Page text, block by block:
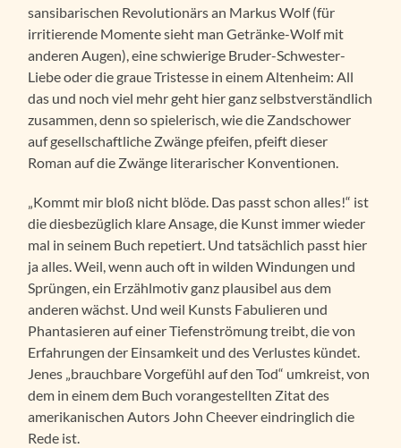
sansibarischen Revolutionärs an Markus Wolf (für
irritierende Momente sieht man Getränke-Wolf mit
anderen Augen), eine schwierige Bruder-Schwester-
Liebe oder die graue Tristesse in einem Altenheim: All
das und noch viel mehr geht hier ganz selbstverständlich
zusammen, denn so spielerisch, wie die Zandschower
auf gesellschaftliche Zwänge pfeifen, pfeift dieser
Roman auf die Zwänge literarischer Konventionen.
„Kommt mir bloß nicht blöde. Das passt schon alles!“ ist
die diesbezüglich klare Ansage, die Kunst immer wieder
mal in seinem Buch repetiert. Und tatsächlich passt hier
ja alles. Weil, wenn auch oft in wilden Windungen und
Sprüngen, ein Erzählmotiv ganz plausibel aus dem
anderen wächst. Und weil Kunsts Fabulieren und
Phantasieren auf einer Tiefenströmung treibt, die von
Erfahrungen der Einsamkeit und des Verlustes kündet.
Jenes „brauchbare Vorgefühl auf den Tod“ umkreist, von
dem in einem dem Buch vorangestellten Zitat des
amerikanischen Autors John Cheever eindringlich die
Rede ist.